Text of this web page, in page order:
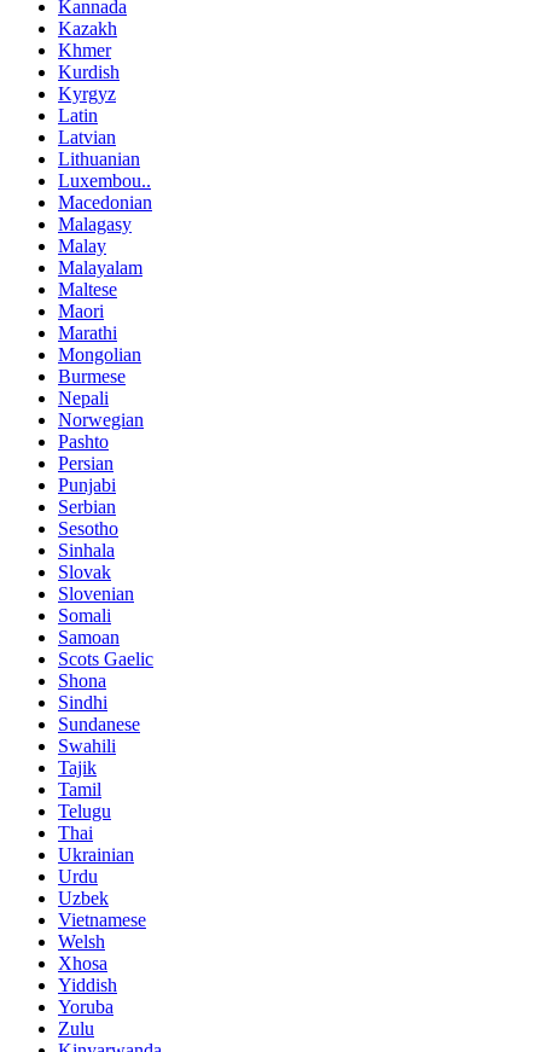
Kannada
Kazakh
Khmer
Kurdish
Kyrgyz
Latin
Latvian
Lithuanian
Luxembou..
Macedonian
Malagasy
Malay
Malayalam
Maltese
Maori
Marathi
Mongolian
Burmese
Nepali
Norwegian
Pashto
Persian
Punjabi
Serbian
Sesotho
Sinhala
Slovak
Slovenian
Somali
Samoan
Scots Gaelic
Shona
Sindhi
Sundanese
Swahili
Tajik
Tamil
Telugu
Thai
Ukrainian
Urdu
Uzbek
Vietnamese
Welsh
Xhosa
Yiddish
Yoruba
Zulu